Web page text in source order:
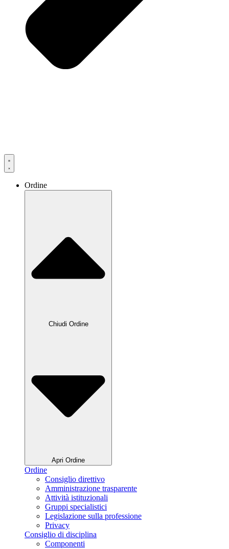
Ordine
Chiudi Ordine
Apri Ordine
Ordine
Consiglio direttivo
Amministrazione trasparente
Attività istituzionali
Gruppi specialistici
Legislazione sulla professione
Privacy
Consiglio di disciplina
Componenti